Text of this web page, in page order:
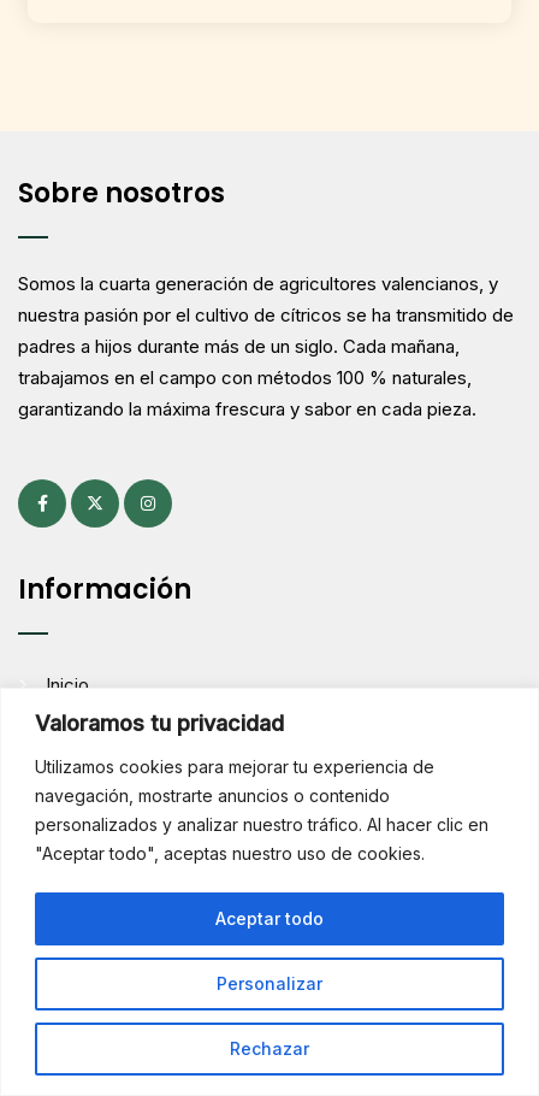
Valoramos tu privacidad
Utilizamos cookies para mejorar tu experiencia de
navegación, mostrarte anuncios o contenido
personalizados y analizar nuestro tráfico. Al hacer clic en
"Aceptar todo", aceptas nuestro uso de cookies.
Personalizar
Rechazar
Aceptar todo
¡Hola!
por WhatsApp
Sobre nosotros
Somos la cuarta generación de agricultores valencianos, y
nuestra pasión por el cultivo de cítricos se ha transmitido de
padres a hijos durante más de un siglo. Cada mañana,
trabajamos en el campo con métodos 100 % naturales,
garantizando la máxima frescura y sabor en cada pieza.
Información
Inicio
Blog Agrícola
Calendario varietal
carrito
Descubre comenaranjas
Elaborados
Frutas